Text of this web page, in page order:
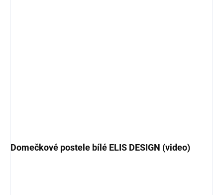
Domečkové postele bílé ELIS DESIGN (video)